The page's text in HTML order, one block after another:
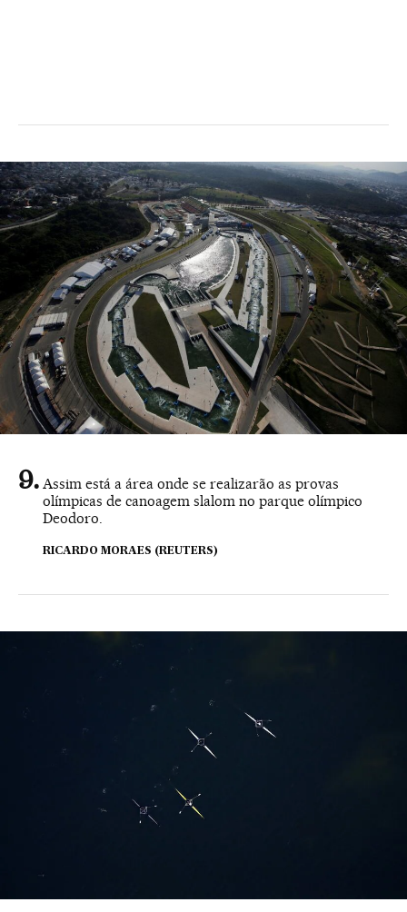
Assim está a área onde se realizarão as provas
olímpicas de canoagem slalom no parque olímpico
Deodoro.
RICARDO MORAES (REUTERS)